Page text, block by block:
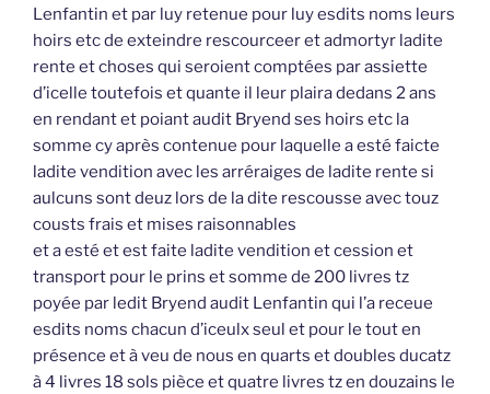
Lenfantin et par luy retenue pour luy esdits noms leurs
hoirs etc de exteindre rescourceer et admortyr ladite
rente et choses qui seroient comptées par assiette
d’icelle toutefois et quante il leur plaira dedans 2 ans
en rendant et poiant audit Bryend ses hoirs etc la
somme cy après contenue pour laquelle a esté faicte
ladite vendition avec les arréraiges de ladite rente si
aulcuns sont deuz lors de la dite rescousse avec touz
cousts frais et mises raisonnables
et a esté et est faite ladite vendition et cession et
transport pour le prins et somme de 200 livres tz
poyée par ledit Bryend audit Lenfantin qui l’a receue
esdits noms chacun d’iceulx seul et pour le tout en
présence et à veu de nous en quarts et doubles ducatz
à 4 livres 18 sols pièce et quatre livres tz en douzains le